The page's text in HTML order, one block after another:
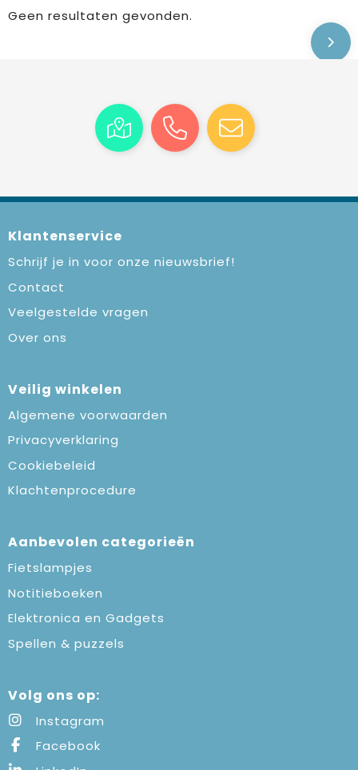
Geen resultaten gevonden.
Klantenservice
Schrijf je in voor onze nieuwsbrief!
Contact
Veelgestelde vragen
Over ons
Veilig winkelen
Algemene voorwaarden
Privacyverklaring
Cookiebeleid
Klachtenprocedure
Aanbevolen categorieën
Fietslampjes
Notitieboeken
Elektronica en Gadgets
Spellen & puzzels
Volg ons op:
Instagram
Facebook